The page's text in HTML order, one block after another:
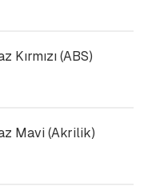
Kırmızı (ABS)
Mavi (Akrilik)